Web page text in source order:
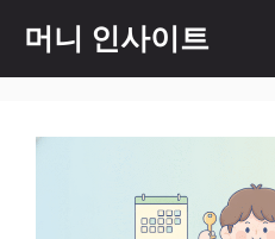
츠
머니 인사이트